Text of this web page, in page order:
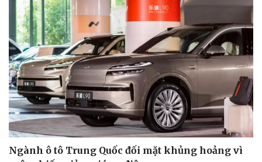
Ngành ô tô Trung Quốc đối mặt khủng hoảng vì